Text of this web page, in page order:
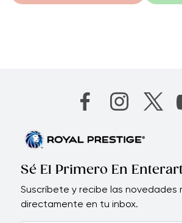
Sé El Primero En
Suscríbete y recibe las novedades
directamente en tu inbox.